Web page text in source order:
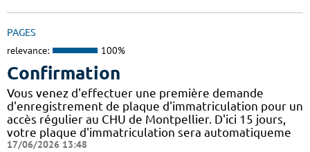
PAGES
relevance: 100%
Confirmation
Vous venez d'effectuer une première demande
d'enregistrement de plaque d'immatriculation pour un
accès régulier au CHU de Montpellier. D'ici 15 jours,
votre plaque d'immatriculation sera automatiqueme
17/06/2026 13:48